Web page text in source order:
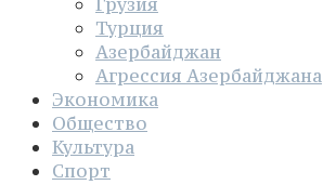
Турция
Азербайджан
Агрессия Азербайджана
Экономика
Общество
Культура
Спорт